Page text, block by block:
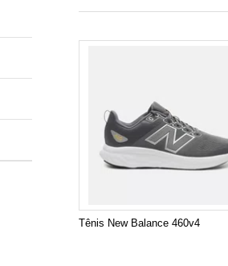
Tênis New Balance 460v4